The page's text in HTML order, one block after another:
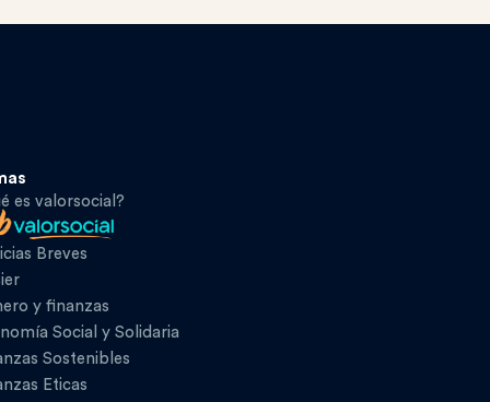
es valorsocial?
Breves
y finanzas
Social y Solidaria
Sostenibles
Eticas